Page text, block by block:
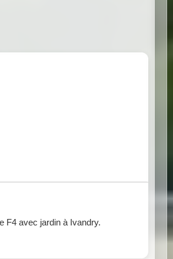
F4 avec jardin à Ivandry.